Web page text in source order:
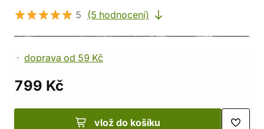
5
(5 hodnocení)
doprava od 59 Kč
799 Kč
vlož do košíku